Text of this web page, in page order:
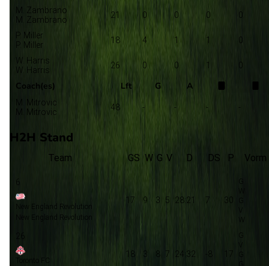
M. Zambrano
M. Zambrano
21 0 0 0 0
P. Miller
P. Miller
18 4 1 1 0
W. Harris
W. Harris
26 0 0 1 0
Coach(es) Lft G A
M. Mitrovic
M. Mitrovic
48 - - - -
H2H Stand
Team GS W G V D DS P Vorm
New England Revolution
New England Revolution
17 9 3 5 28:21 7 30
Toronto FC
18 3 8 7 24:32 -8 17